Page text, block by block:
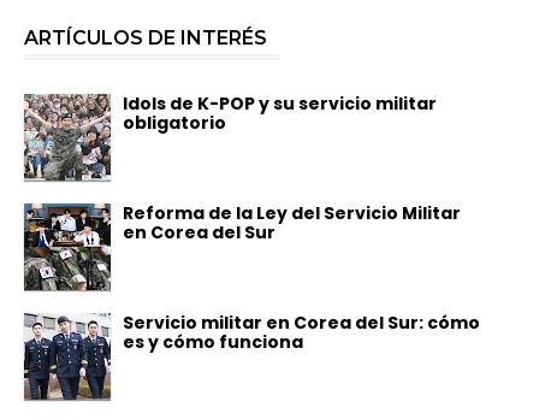
ARTÍCULOS DE INTERÉS
Idols de K-POP y su servicio militar
obligatorio
Reforma de la Ley del Servicio Militar
en Corea del Sur
Servicio militar en Corea del Sur: cómo
es y cómo funciona